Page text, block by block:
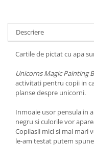
Descriere
Cartile de pictat cu apa
Unicorns Magic Painting
activitati pentru copii in
planse despre unicorni.
Inmoaie usor pensula in
negru si culorile vor
Copilasii mici si mai mari
le-am testat putem